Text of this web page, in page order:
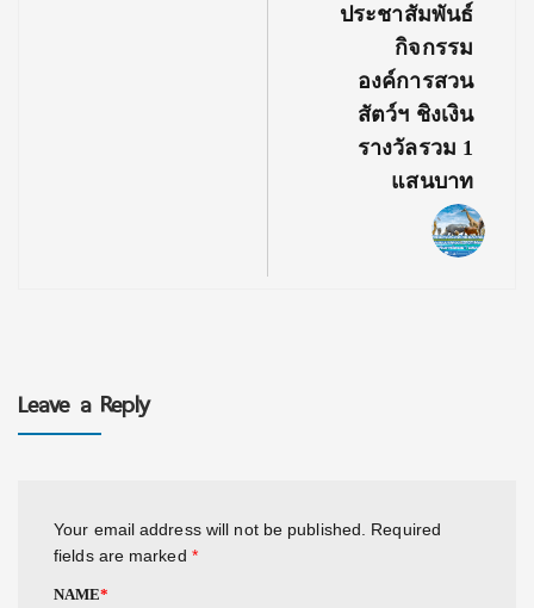
ประชาสัมพันธ์
กิจกรรม
องค์การสวน
สัตว์ฯ ชิงเงิน
รางวัลรวม 1
แสนบาท
Leave a Reply
Your email address will not be published.
Required
fields are marked *
NAME*